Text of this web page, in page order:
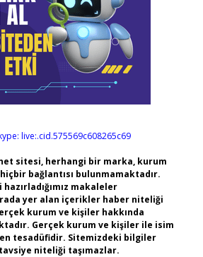
live:.cid.575569c608265c69
sitesi, herhangi bir marka, kurum
bağlantısı bulunmamaktadır.
makaleler
yer alan içerikler haber niteliği
kurum ve kişiler hakkında
Gerçek kurum ve kişiler ile isim
tesadüfidir. Sitemizdeki bilgiler
niteliği taşımazlar.